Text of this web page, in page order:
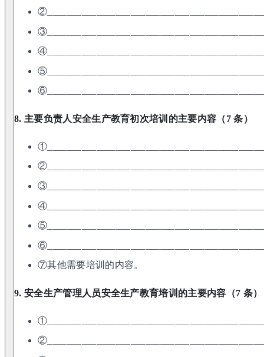
8. 主要负责人安全生产教育初次培训的主要内容（7 条）
⑦其他需要培训的内容。
9. 安全生产管理人员安全生产教育培训的主要内容（7 条）